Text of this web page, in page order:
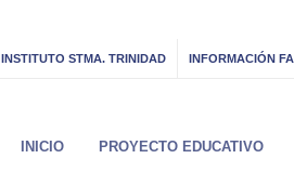
INSTITUTO STMA. TRINIDAD INFORMACIÓN
INICIO PROYECTO EDUCATIVO